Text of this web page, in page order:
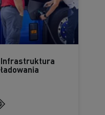
Infrastruktura
ładowania